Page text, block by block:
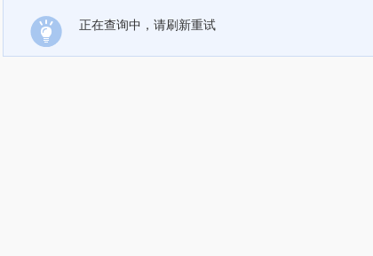
正在查询中，请刷新重试